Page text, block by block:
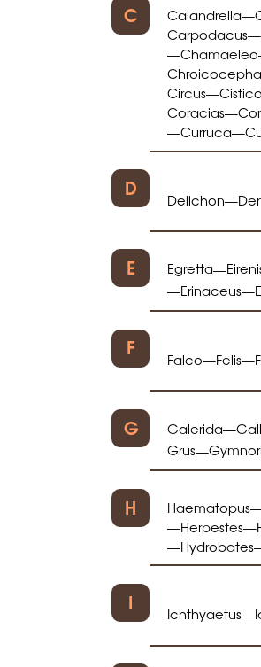
C Calandrella—
Carpodacus—
—Chamaeleo
Circus—
Coracias—
—Curruca—
D Delichon—
E Egretta—
—Erinaceus—
F Falco—Felis—
G Galerida—
Grus—
H Haematopus
—Herpestes—
—Hydrobates
I Ichthyaetus—